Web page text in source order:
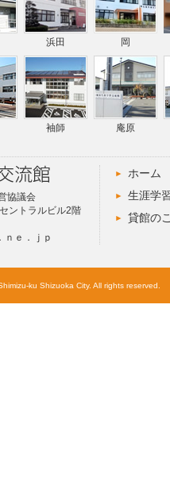
浜田 岡
袖師 庵原
協議会
ントラルビル2階
ｎｅ．ｊｐ
ホーム
生涯学
貸館の
ku Shizuoka City. All rights reserved.